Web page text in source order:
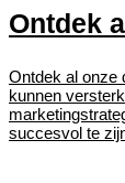
Ontdek
Ontdek al onze
kunnen
succesvol te